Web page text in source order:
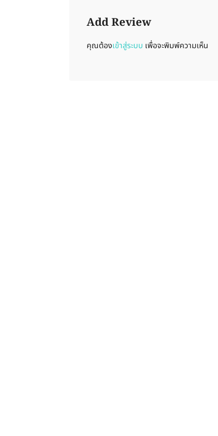
Add Review
คุณต้องเข้าสู่ระบบ เพื่อจะพิมพ์ความเห็น